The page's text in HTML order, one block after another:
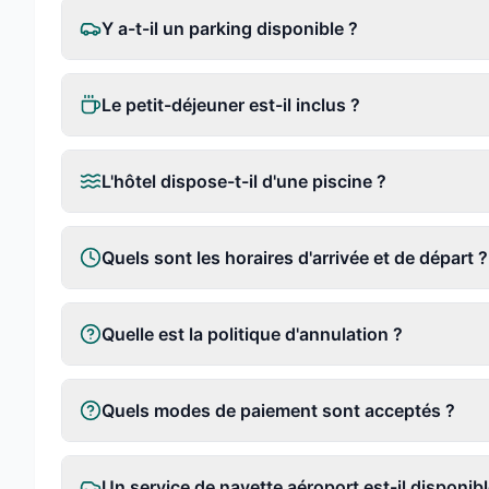
Y a-t-il un parking disponible ?
Le petit-déjeuner est-il inclus ?
L'hôtel dispose-t-il d'une piscine ?
Quels sont les horaires d'arrivée et de départ ?
Quelle est la politique d'annulation ?
Quels modes de paiement sont acceptés ?